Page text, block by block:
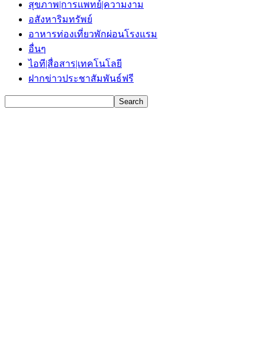
สุขภาพ|การแพทย์|ความงาม
อสังหาริมทรัพย์
อาหารท่องเที่ยวพักผ่อนโรงแรม
อื่นๆ
ไอที|สื่อสาร|เทคโนโลยี
ฝากข่าวประชาสัมพันธ์ฟรี